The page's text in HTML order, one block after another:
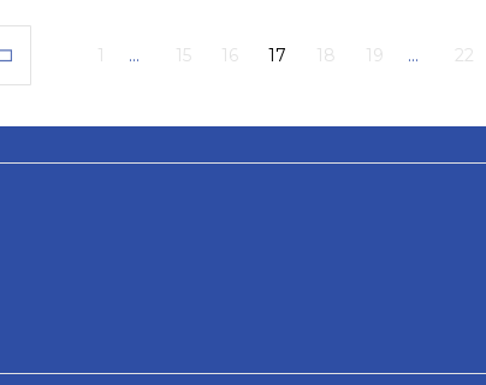
1 ... 15 16 17 18 19 ... 22